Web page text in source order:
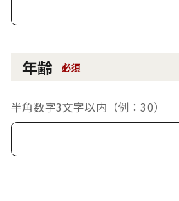
年齢 必須
半角数字3文字以内（例：30）